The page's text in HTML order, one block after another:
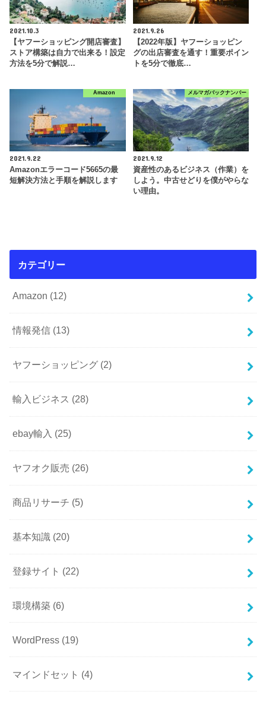
2021.10.3
【ヤフーショッピング開店審査】
ストア構築は自力で出来る！設定
方法を5分で解説…
2021.9.26
【2022年版】ヤフーショッピン
グの出店審査を通す！重要ポイン
トを5分で徹底…
Amazon
2021.9.22
Amazonエラーコード5665の最
短解決方法と手順を解説します
メルマガバックナンバー
2021.9.12
資産性のあるビジネス（作業）を
しよう。中古せどりを僕がやらな
い理由。
カテゴリー
Amazon (12)
情報発信 (13)
ヤフーショッピング (2)
輸入ビジネス (28)
ebay輸入 (25)
ヤフオク販売 (26)
商品リサーチ (5)
基本知識 (20)
登録サイト (22)
環境構築 (6)
WordPress (19)
マインドセット (4)